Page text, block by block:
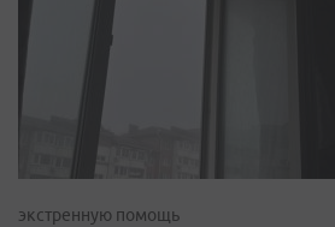
экстренную помощь